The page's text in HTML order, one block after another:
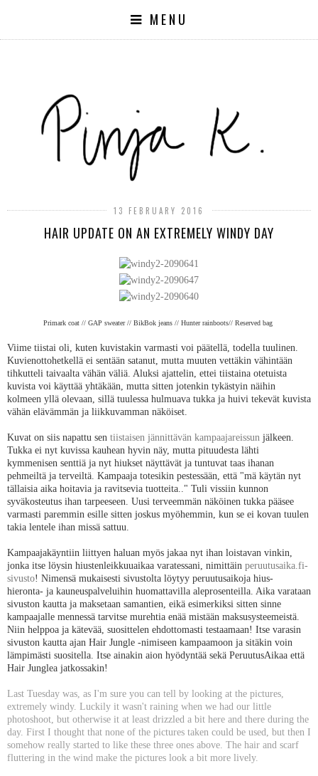
MENU
13 FEBRUARY 2016
HAIR UPDATE ON AN EXTREMELY WINDY DAY
Primark coat // GAP sweater // BikBok jeans // Hunter rainboots// Reserved bag
Viime tiistai oli, kuten kuvistakin varmasti voi päätellä, todella tuulinen.
Kuvienottohetkellä ei sentään satanut, mutta muuten vettäkin vähintään
tihkutteli taivaalta vähän väliä. Aluksi ajattelin, ettei tiistaina otetuista
kuvista voi käyttää yhtäkään, mutta sitten jotenkin tykästyin näihin
kolmeen yllä olevaan, sillä tuulessa hulmuava tukka ja huivi tekevät kuvista
vähän elävämmän ja liikkuvamman näköiset.
Kuvat on siis napattu sen tiistaisen jännittävän kampaajareissun jälkeen.
Tukka ei nyt kuvissa kauhean hyvin näy, mutta pituudesta lähti
kymmenisen senttiä ja nyt hiukset näyttävät ja tuntuvat taas ihanan
pehmeiltä ja terveiltä. Kampaaja totesikin pestessään, että "mä käytän nyt
tällaisia aika hoitavia ja ravitsevia tuotteita.." Tuli vissiin kunnon
syväkosteutus ihan tarpeeseen. Uusi terveemmän näköinen tukka pääsee
varmasti paremmin esille sitten joskus myöhemmin, kun se ei kovan tuulen
takia lentele ihan missä sattuu.
Kampaajakäyntiin liittyen haluan myös jakaa nyt ihan loistavan vinkin,
jonka itse löysin hiustenleikkuuaikaa varatessani, nimittäin peruutusaika.fi-
sivusto! Nimensä mukaisesti sivustolta löytyy peruutusaikoja hius-
hieronta- ja kauneuspalveluihin huomattavilla aleprosenteilla. Aika varataan
sivuston kautta ja maksetaan samantien, eikä esimerkiksi sitten sinne
kampaajalle mennessä tarvitse murehtia enää mistään maksusysteemeistä.
Niin helppoa ja kätevää, suosittelen ehdottomasti testaamaan! Itse varasin
sivuston kautta ajan Hair Jungle -nimiseen kampaamoon ja sitäkin voin
lämpimästi suositella. Itse ainakin aion hyödyntää sekä PeruutusAikaa että
Hair Junglea jatkossakin!
Last Tuesday was, as I'm sure you can tell by looking at the pictures,
extremely windy. Luckily it wasn't raining when we had our little
photoshoot, but otherwise it at least drizzled a bit here and there during the
day. First I thought that none of the pictures taken could be used, but then I
somehow really started to like these three ones above. The hair and scarf
fluttering in the wind make the pictures look a bit more lively.